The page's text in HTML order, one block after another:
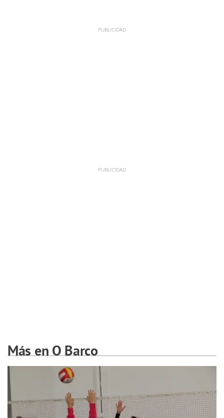
Más en O Barco